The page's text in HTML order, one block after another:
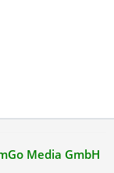
Media GmbH